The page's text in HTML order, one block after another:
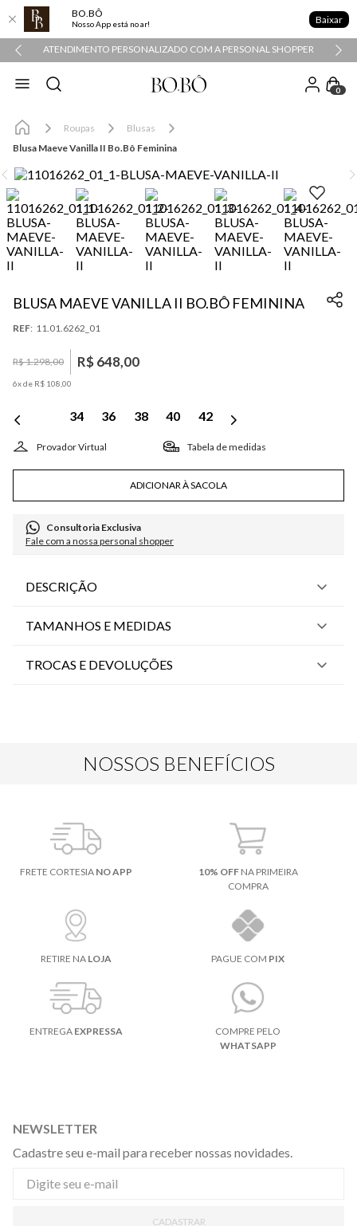
BO.BÔ
Nosso App está no ar! Baixar
ATENDIMENTO PERSONALIZADO COM A PERSONAL SHOPPER
0
Roupas
Blusas
Blusa Maeve Vanilla II Bo.Bô Feminina
BLUSA MAEVE VANILLA II BO.BÔ FEMININA
: 11.01.6262_01
R$1.298,00 R$648,00
6x de R$ 108 00
34 36 38 40 42
Tabela de medidas
ADICIONAR À SACOLA
Consultoria Exclusiva
Fale com a nossa personal shopper
DESCRIÇÃO
TAMANHOS E MEDIDAS
TROCAS E DEVOLUÇÕES
NOSSOS BENEFÍCIOS
FRETE CORTESIA NO APP 10% OFFNA PRIMEIRA
COMPRA
RETIRE NA LOJA PAGUE COM PIX
ENTREGA EXPRESSA
COMPRE PELO
WHATSAPP
NEWSLETTER
Cadastre seu e-mail para receber nossas novidades.
CADASTRAR